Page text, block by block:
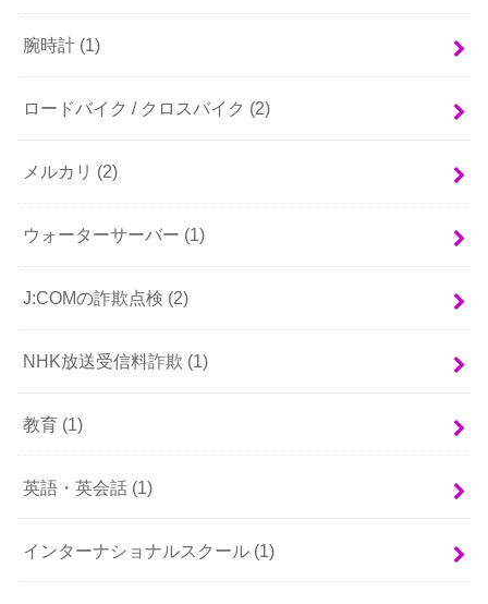
腕時計 (1)
ロードバイク / クロスバイク (2)
メルカリ (2)
ウォーターサーバー (1)
J:COMの詐欺点検 (2)
NHK放送受信料詐欺 (1)
教育 (1)
英語・英会話 (1)
インターナショナルスクール (1)